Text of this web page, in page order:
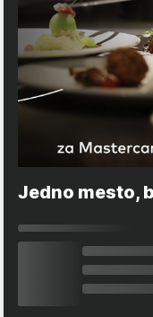
Jedno mesto,